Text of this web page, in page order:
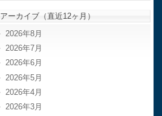
アーカイブ（直近12ヶ月）
2026年8月
2026年7月
2026年6月
2026年5月
2026年4月
2026年3月